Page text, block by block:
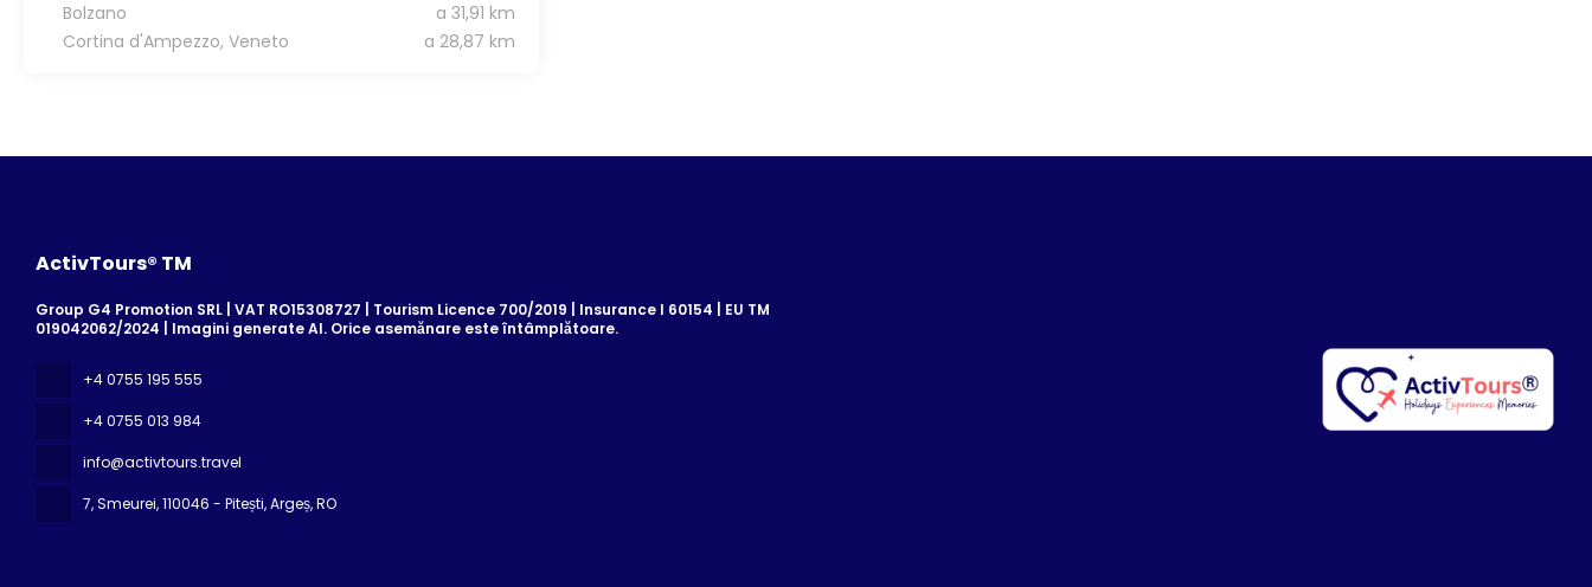
Bolzano
a 31,91 km
Cortina d'Ampezzo, Veneto
a 28,87 km
ActivTours® TM
Group G4 Promotion SRL | VAT RO15308727 | Tourism Licence 700/2019 | Insurance I 60154 | EU TM
019042062/2024 | Imagini generate AI. Orice asemănare este întâmplătoare.
+4 0755 195 555
+4 0755 013 984
info@activtours.travel
7, Smeurei, 110046 - Pitești, Argeș, RO